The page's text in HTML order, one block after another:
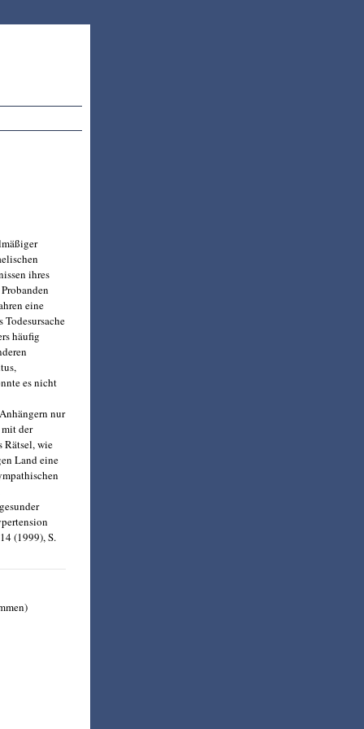
ihres
eine
häufig
es nicht
nur
der
Rätsel, wie
Land eine
(1999), S.